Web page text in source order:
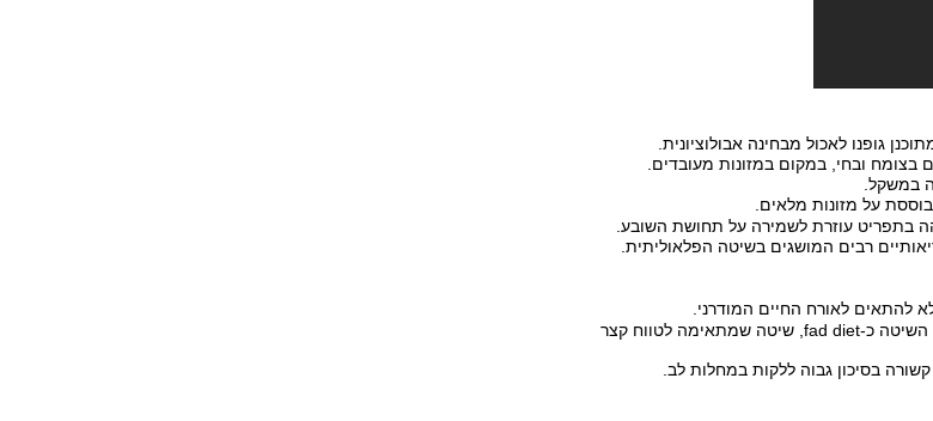
גופנו לאכול מבחינה אבולוציונית.
ובחי, במקום במזונות מעובדים.
במשקל.
על מזונות מלאים.
בתפריט עוזרת לשמירה על תחושת השובע.
רבים המושגים בשיטה הפלאוליתית.
להתאים לאורח החיים המודרני.
חלק ממומחי הבריאות הגדירו את השיטה כ-fad diet, שיטה שמתאימה לטווח קצר
בסיכון גבוה ללקות במחלות לב.